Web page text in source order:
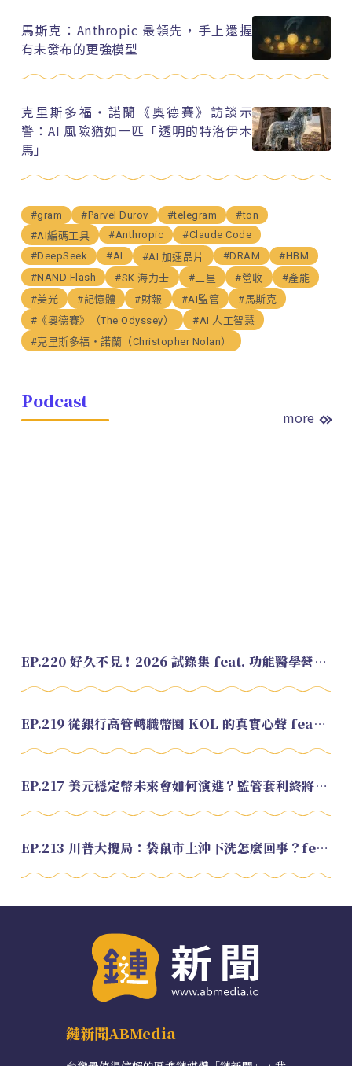
馬斯克：Anthropic 最領先，手上還握
有未發布的更強模型
克里斯多福・諾蘭《奧德賽》訪談示
警：AI 風險猶如一匹「透明的特洛伊木
馬」
#gram #Parvel Durov #telegram
#ton
#AI編碼工具
#Anthropic
#Claude Code
#DeepSeek
#AI #AI 加速晶片 #DRAM
#HBM
#NAND Flash
#SK 海力士 #三星 #營收
#產能
#美光
#記憶體 #財報 #AI監管
#馬斯克
#《奧德賽》（The Odyssey）
#AI 人工智慧
#克里斯多福・諾蘭（Christopher Nolan）
Podcast
more
EP.220 好久不見！2026 試錄集 feat. 功能醫學營養師 美寶
EP.219 從銀行高管轉職幣圈 KOL 的真實心聲 feat.龜大
EP.217 美元穩定幣未來會如何演進？監管套利終將收斂？feat. 研究員 余哲安
EP.213 川普大攪局：袋鼠市上沖下洗怎麼回事？feat. Alvin
鏈新聞ABMedia